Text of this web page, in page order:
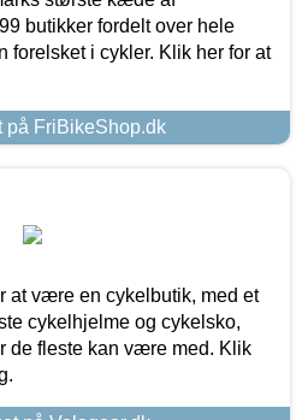
butikker fordelt over hele
forelsket i cykler. Klik her for at
på FriBikeShop.dk
at være en cykelbutik, med et
cykelhjelme og cykelsko,
de fleste kan være med. Klik